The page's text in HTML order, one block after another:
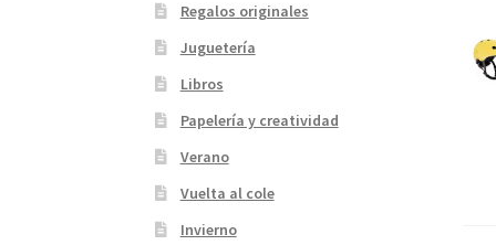
Regalos originales
Juguetería
Libros
Papelería y creatividad
Verano
Vuelta al cole
Invierno